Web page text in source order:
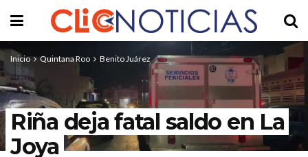
Inicio Quintana Roo Benito Juárez
Riña deja fatal saldo en La
Joya